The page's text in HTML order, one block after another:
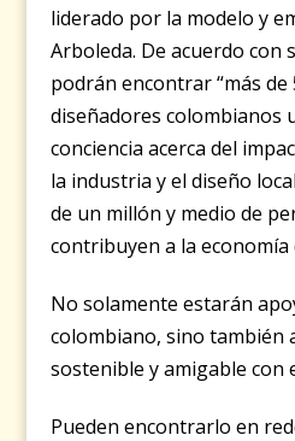
liderado por la modelo y
Arboleda. De acuerdo con
podrán encontrar “más de
diseñadores colombianos
concienciaacerca del
la industria y el diseño
de un millón y medio de
contribuyen a la economía
No solamente estarán
colombiano, sino también
sostenible y amigable con
Pueden encontrarlo en